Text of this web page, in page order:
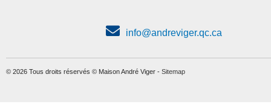
info@andreviger.qc.ca
© 2026 Tous droits réservés © Maison André Viger - Sitemap